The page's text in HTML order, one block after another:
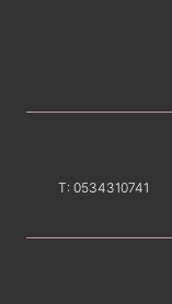
T: 0534310741